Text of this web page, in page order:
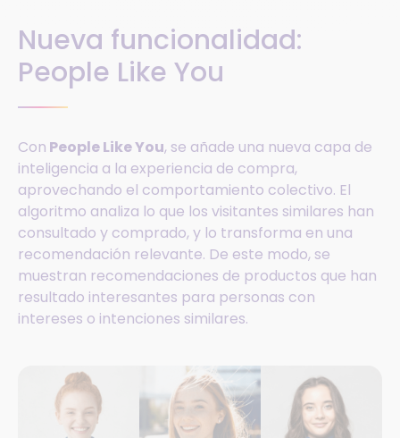
Nueva funcionalidad:
People Like You
Con People Like You, se añade una nueva capa de
inteligencia a la experiencia de compra,
aprovechando el comportamiento colectivo. El
algoritmo analiza lo que los visitantes similares han
consultado y comprado, y lo transforma en una
recomendación relevante. De este modo, se
muestran recomendaciones de productos que han
resultado interesantes para personas con
intereses o intenciones similares.